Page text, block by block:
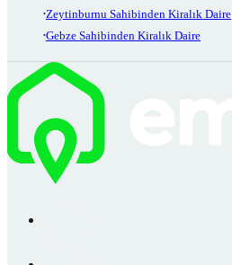
Zeytinburnu Sahibinden Kiralık Daire
Gebze Sahibinden Kiralık Daire